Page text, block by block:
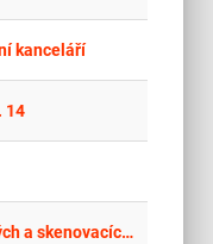
kanceláří
14
Pronájem multifunkčních tiskových a skenovacích zařízení a poskytování souvisejících služeb pro Slezskou univerzitu v Opavě